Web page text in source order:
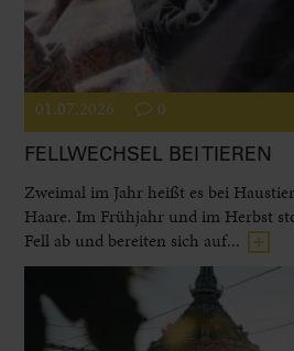
01.07.2026 0
FELLWECHSEL BEI TIEREN
Zweimal im Jahr heißt es bei
Haare. Im Frühjahr und im Herbst
Fell ab und bereiten sich auf...